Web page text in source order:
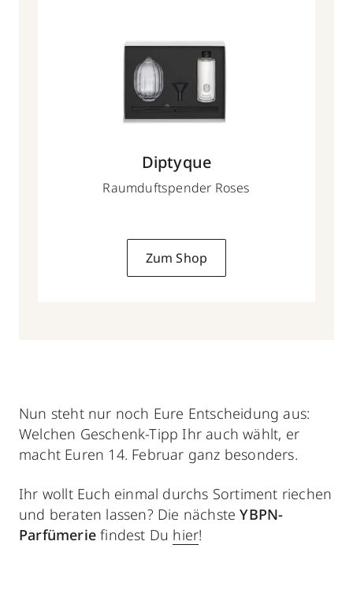
Diptyque
Raumduftspender Roses
Zum Shop
Nun steht nur noch Eure Entscheidung aus:
Welchen Geschenk-Tipp Ihr auch wählt, er
macht Euren 14. Februar ganz besonders.
Ihr wollt Euch einmal durchs Sortiment riechen
und beraten lassen? Die nächsteYBPN-
Parfümerie findest Du hier!